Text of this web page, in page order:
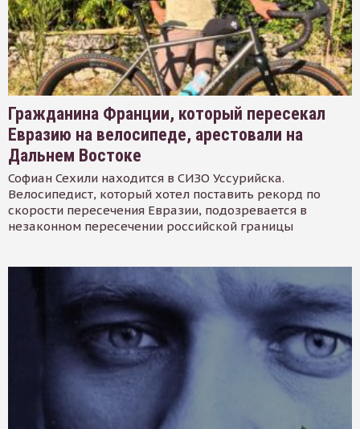
Гражданина Франции, который пересекал
Евразию на велосипеде, арестовали на
Дальнем Востоке
Софиан Сехили находится в СИЗО Уссурийска.
Велосипедист, который хотел поставить рекорд по
скорости пересечения Евразии, подозревается в
незаконном пересечении российской границы